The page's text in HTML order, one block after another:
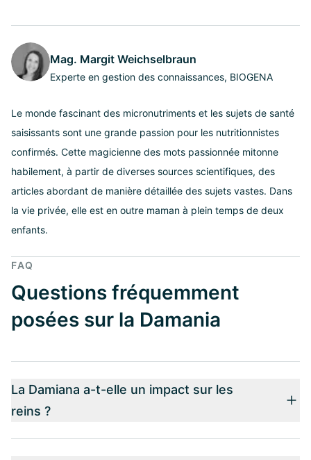
Mag. Margit Weichselbraun
Experte en gestion des connaissances, BIOGENA
Le monde fascinant des micronutriments et les sujets de santé
saisissants sont une grande passion pour les nutritionnistes
confirmés. Cette magicienne des mots passionnée mitonne
habilement, à partir de diverses sources scientifiques, des
articles abordant de manière détaillée des sujets vastes. Dans
la vie privée, elle est en outre maman à plein temps de deux
enfants.
FAQ
Questions fréquemment
posées sur la Damania
La Damiana a-t-elle un impact sur les
reins ?